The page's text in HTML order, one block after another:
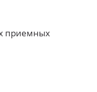
приемных